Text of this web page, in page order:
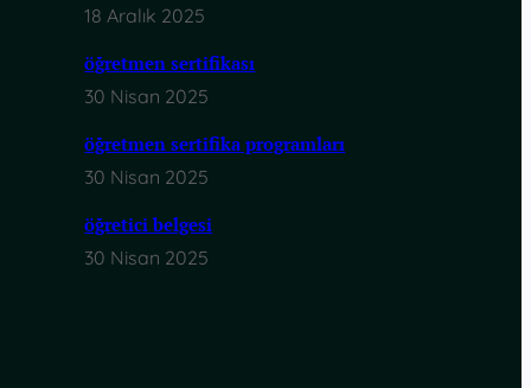
18 Aralık 2025
öğretmen sertifikası
30 Nisan 2025
öğretmen sertifika programları
30 Nisan 2025
öğretici belgesi
30 Nisan 2025